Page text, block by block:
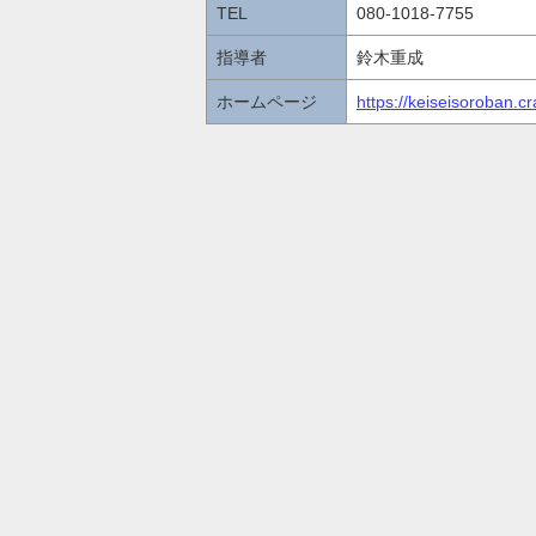
TEL 080-1018-7755
指導者 鈴木重成
ホームページ https://